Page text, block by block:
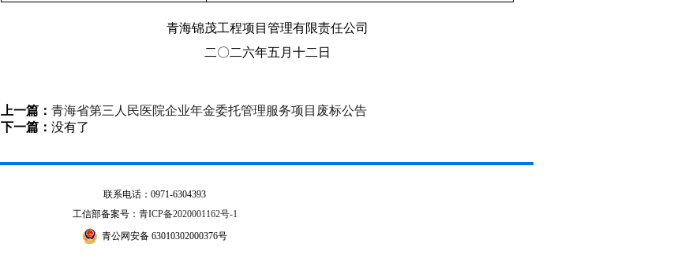
青海锦茂工程项目管理有限责任公司
二〇二六年五月十二日
上一篇： 青海省第三人民医院企业年金委托管理服务项目废标公告
下一篇： 没有了
联系电话：0971-6304393
工信部备案号： 青ICP备2020001162号-1
青公网安备 63010302000376号